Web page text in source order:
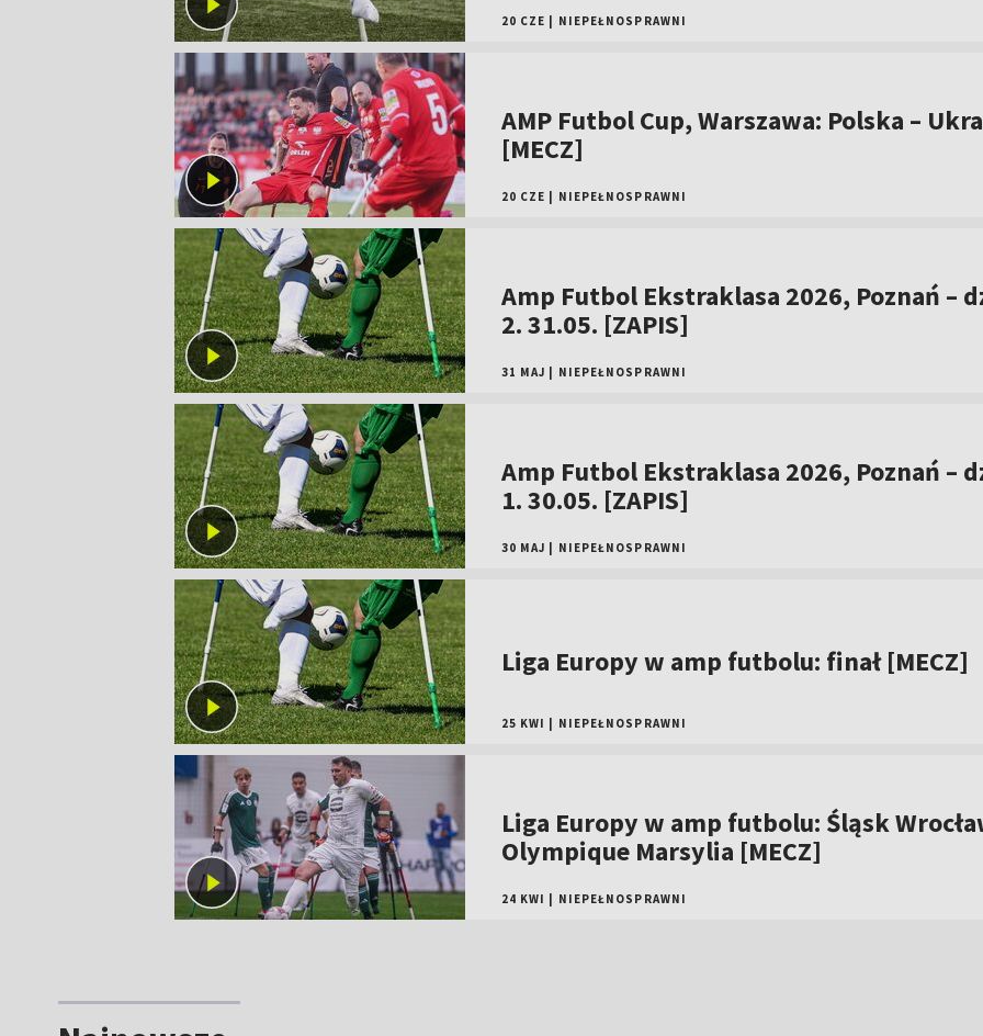
20 CZE NIEPEŁNOSPRAWNI
AMP Futbol Cup, Warszawa: Polska –
[MECZ]
20 CZE NIEPEŁNOSPRAWNI
Amp Futbol Ekstraklasa 2026, Poznań –
2. 31.05. [ZAPIS]
31 MAJ NIEPEŁNOSPRAWNI
Amp Futbol Ekstraklasa 2026, Poznań –
1. 30.05. [ZAPIS]
30 MAJ NIEPEŁNOSPRAWNI
Liga Europy w amp futbolu: finał [MECZ]
25 KWI NIEPEŁNOSPRAWNI
Liga Europy w amp futbolu: Śląsk
Olympique Marsylia [MECZ]
24 KWI NIEPEŁNOSPRAWNI